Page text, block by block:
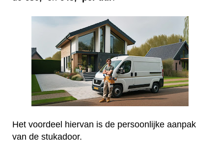
Het voordeel hiervan is de persoonlijke aanpak
van de stukadoor.